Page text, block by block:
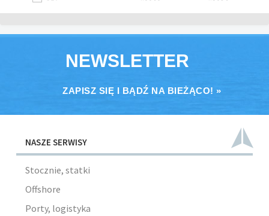
NEWSLETTER
ZAPISZ SIĘ I BĄDŹ NA BIEŻĄCO! »
NASZE SERWISY
Stocznie, statki
Offshore
Porty, logistyka